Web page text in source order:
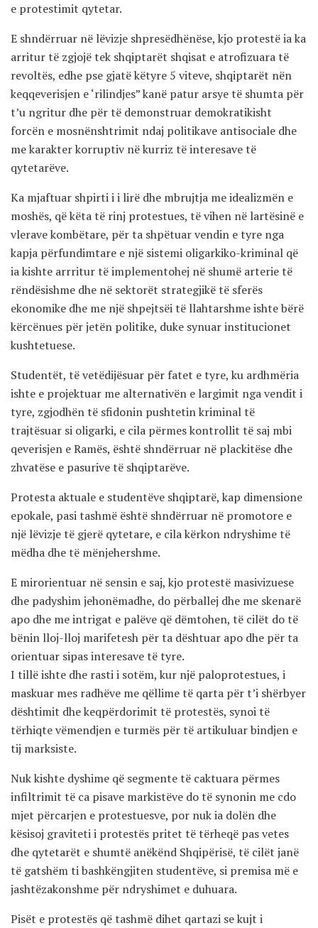
e protestimit qytetar.
E shndërruar në lëvizje shpresëdhënëse, kjo protestë ia ka
arritur të zgjojë tek shqiptarët shqisat e atrofizuara të
revoltës, edhe pse gjatë këtyre 5 viteve, shqiptarët nën
keqqeverisjen e ‘rilindjes” kanë patur arsye të shumta për
t’u ngritur dhe për të demonstruar demokratikisht
forcën e mosnënshtrimit ndaj politikave antisociale dhe
me karakter korruptiv në kurriz të interesave të
qytetarëve.
Ka mjaftuar shpirti i i lirë dhe mbrujtja me idealizmën e
moshës, që këta të rinj protestues, të vihen në lartësinë e
vlerave kombëtare, për ta shpëtuar vendin e tyre nga
kapja përfundimtare e një sistemi oligarkiko-kriminal që
ia kishte arrritur të implementohej në shumë arterie të
rëndësishme dhe në sektorët strategjikë të sferës
ekonomike dhe me një shpejtsëi të llahtarshme ishte bërë
kërcënues për jetën politike, duke synuar institucionet
kushtetuese.
Studentët, të vetëdijësuar për fatet e tyre, ku ardhmëria
ishte e projektuar me alternativën e largimit nga vendit i
tyre, zgjodhën të sfidonin pushtetin kriminal të
trajtësuar si oligarki, e cila përmes kontrollit të saj mbi
qeverisjen e Ramës, është shndërruar në plackitëse dhe
zhvatëse e pasurive të shqiptarëve.
Protesta aktuale e studentëve shqiptarë, kap dimensione
epokale, pasi tashmë është shndërruar në promotore e
një lëvizje të gjerë qytetare, e cila kërkon ndryshime të
mëdha dhe të mënjehershme.
E mirorientuar në sensin e saj, kjo protestë masivizuese
dhe padyshim jehonëmadhe, do përballej dhe me skenarë
apo dhe me intrigat e palëve që dëmtohen, të cilët do të
bënin lloj-lloj marifetesh për ta dështuar apo dhe për ta
orientuar sipas interesave të tyre.
I tillë ishte dhe rasti i sotëm, kur një paloprotestues, i
maskuar mes radhëve me qëllime të qarta për t’i shërbyer
dështimit dhe keqpërdorimit të protestës, synoi të
tërhiqte vëmendjen e turmës për të artikuluar bindjen e
tij marksiste.
Nuk kishte dyshime që segmente të caktuara përmes
infiltrimit të ca pisave markistëve do të synonin me cdo
mjet përcarjen e protestuesve, por nuk ia dolën dhe
kësisoj graviteti i protestës pritet të tërheqë pas vetes
dhe qytetarët e shumtë anëkënd Shqipërisë, të cilët janë
të gatshëm ti bashkëngjiten studentëve, si premisa më e
jashtëzakonshme për ndryshimet e duhuara.
Pisët e protestës që tashmë dihet qartazi se kujt i